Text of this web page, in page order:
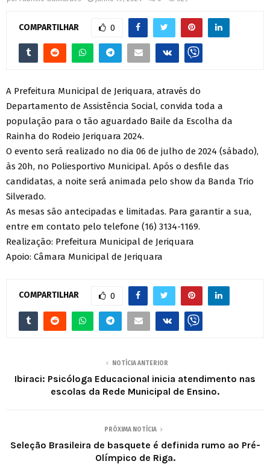
COMPARTILHAR 0
A Prefeitura Municipal de Jeriquara, através do
Departamento de Assistência Social, convida toda a
população para o tão aguardado Baile da Escolha da
Rainha do Rodeio Jeriquara 2024.
O evento será realizado no dia 06 de julho de 2024 (sábado),
às 20h, no Poliesportivo Municipal. Após o desfile das
candidatas, a noite será animada pelo show da Banda Trio
Silverado.
As mesas são antecipadas e limitadas. Para garantir a sua,
entre em contato pelo telefone (16) 3134-1169.
Realização: Prefeitura Municipal de Jeriquara
Apoio: Câmara Municipal de Jeriquara
COMPARTILHAR 0
NOTÍCIA ANTERIOR
Ibiraci: Psicóloga Educacional inicia atendimento nas
escolas da Rede Municipal de Ensino.
PRÓXIMA NOTÍCIA
Seleção Brasileira de basquete é definida rumo ao Pré-
Olímpico de Riga.